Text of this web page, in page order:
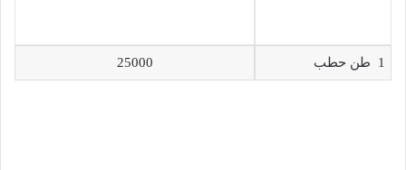
1 طن حطب 25000